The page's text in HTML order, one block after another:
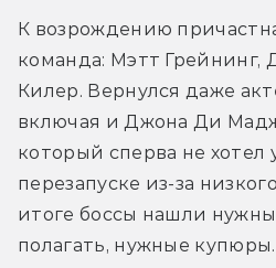
К возрождению
команда: Мэтт Грейнинг,
Килер. Вернулся даже
включая и Джона Ди
который сперва не хотел
перезапуске из-за
итоге боссы нашли
полагать, нужные купюры.